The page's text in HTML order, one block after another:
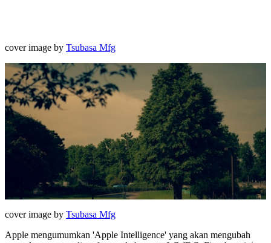
cover image by Tsubasa Mfg
cover image by Tsubasa Mfg
Apple mengumumkan 'Apple Intelligence' yang akan mengubah